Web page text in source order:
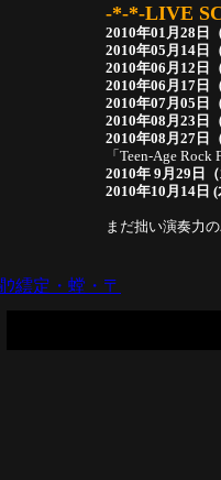
-*-*-LIVE
2010年01月28日（
2010年05月14日
2010年06月12日（
2010年06月17日（
2010年07月05日（
2010年08月23日（
2010年08月27日（
「Teen-Age
2010年 9月29日（
2010年10月14日 (
まだ拙い演奏力
繧定・螳・〒